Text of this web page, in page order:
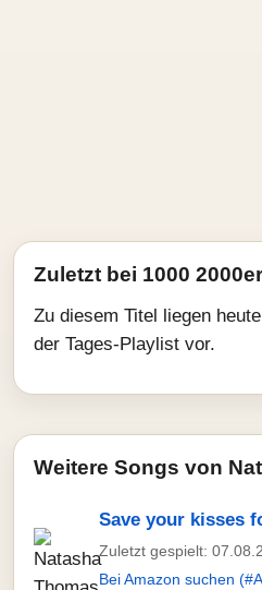
Zuletzt bei 1000
Zu diesem Titel liegen
der Tages-Playlist vor.
Weitere Songs von
Save your kisses
Zuletzt gespielt:
Bei Amazon suchen